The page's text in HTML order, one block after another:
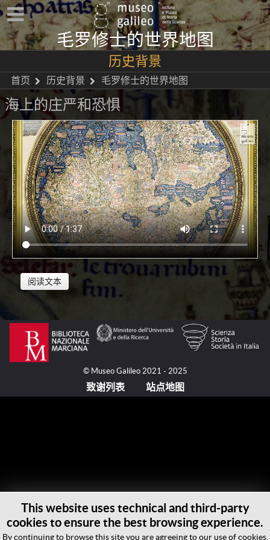
毛罗修士的世界地图
历史背景
首页 历史背景 毛罗修士的世界地图
海上的庄严和恐惧
阅读文本
在这幅世界地图所记录和展现的叙述中，海洋同时
是梦想和恐惧的场所。一方面，毛罗修士（Fra Mauro,
活跃于约1430-约1459/1464之间）记载下对于新航线
的可能性的热忱；另一方面，他又表达了对海洋悲剧的
意识。两桅帆桨战船和中国䑸的船帆扬起的航海场景
——后者是通过马可·波罗（Marco Polo, 1254-约1324）
察，揭露了一幅整体的景象，使大洋航海的悲剧一览无
余：损毁的船只、桅杆倾覆的两桅帆桨战船，木桶、梯
子、甲板和桅杆在海浪中随波逐流。总之，被暴风雨摧
毁的船队的残骸被张开血盆大口的大鱼吞噬。通过这些
© Museo Galileo 2021 - 2025
致谢列表 站点地图
This website uses technical and third-party
cookies to ensure the best browsing experience.
By continuing to browse this site you are agreeing to our use of cookies.